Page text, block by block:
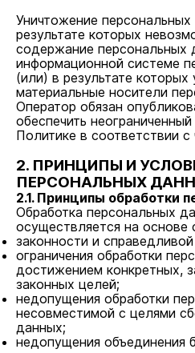
Уничтожение
результате которых
содержание персональных
информационной системе
(или) в результате
материальные носители
Оператор обязан
обеспечить
Политике в соответствии с
2. ПРИНЦИПЫ И
ПЕРСОНАЛЬНЫХ
2.1. Принципы обработки
Обработка персональных
осуществляется на
законности и
ограничения обработки
достижением конкретных,
законных целей;
недопущения обработки
несовместимой с целями
данных;
недопущения объединения